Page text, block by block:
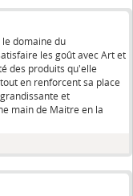
le domaine du
les goût avec Art et
des produits qu'elle
en renforcent sa place
et
main de Maitre en la